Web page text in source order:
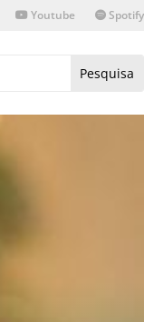
Youtube Spotify